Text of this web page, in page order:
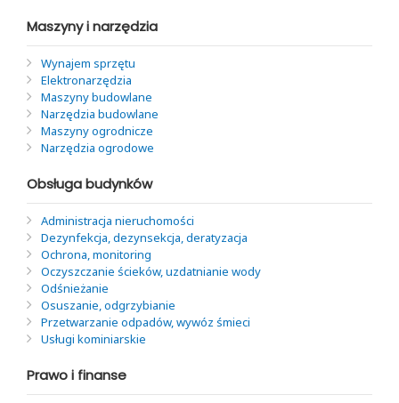
Maszyny i narzędzia
Wynajem sprzętu
Elektronarzędzia
Maszyny budowlane
Narzędzia budowlane
Maszyny ogrodnicze
Narzędzia ogrodowe
Obsługa budynków
Administracja nieruchomości
Dezynfekcja, dezynsekcja, deratyzacja
Ochrona, monitoring
Oczyszczanie ścieków, uzdatnianie wody
Odśnieżanie
Osuszanie, odgrzybianie
Przetwarzanie odpadów, wywóz śmieci
Usługi kominiarskie
Prawo i finanse